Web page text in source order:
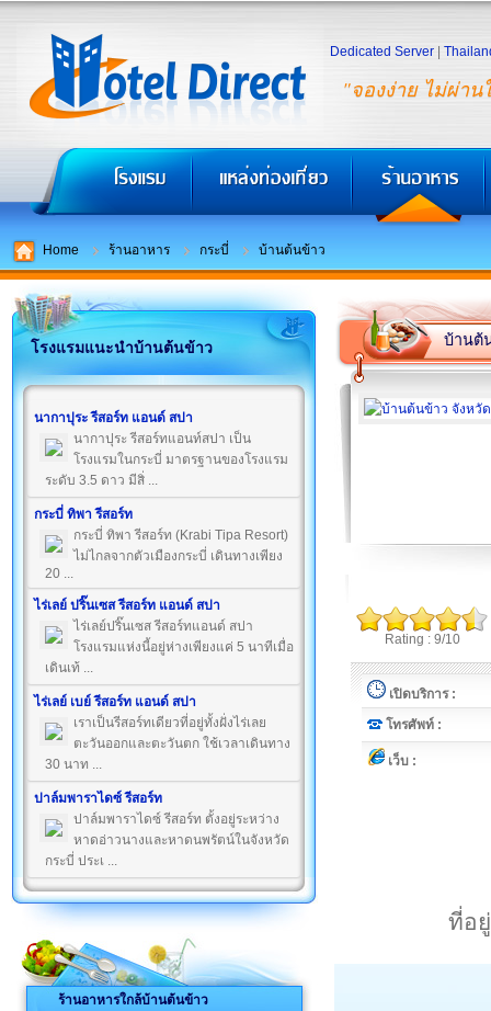
"จองง่าย ไม่ผ่าน
Dedicated Server
Home ร้านอาหาร กระบี่ บ้านต้นข้าว
โรงแรมแนะนำบ้านต้นข้าว
นากาปุระ รีสอร์ท แอนด์ สปา
นากาปุระ รีสอร์ทแอนท์สปา เป็น
โรงแรมในกระบี่ มาตรฐานของโรงแรม
ระดับ 3.5 ดาว มีสิ่ ...
กระบี่ ทิพา รีสอร์ท
กระบี่ ทิพา รีสอร์ท (Krabi Tipa Resort)
ไม่ไกลจากตัวเมืองกระบี่ เดินทางเพียง
20 ...
ไร่เลย์ ปริ๊นเซส รีสอร์ท แอนด์ สปา
ไร่เลย์ปริ๊นเซส รีสอร์ทแอนด์ สปา
โรงแรมแห่งนี้อยู่ห่างเพียงแค่ 5 นาทีเมื่อ
เดินเท้ ...
ไร่เลย์ เบย์ รีสอร์ท แอนด์ สปา
เราเป็นรีสอร์ทเดียวที่อยู่ทั้งฝั่งไร่เลย
ตะวันออกและตะวันตก ใช้เวลาเดินทาง
30 นาท ...
ปาล์มพาราไดซ์ รีสอร์ท
ปาล์มพาราไดซ์ รีสอร์ท ตั้งอยู่ระหว่าง
หาดอ่าวนางและหาดนพรัตน์ในจังหวัด
กระบี่ ประเ ...
ร้านอาหารใกล้บ้านต้นข้าว
บ้านต้
Rating : 9/10
เปิดบริการ :
โทรศัพท์ :
เว็บ :
ที่อ